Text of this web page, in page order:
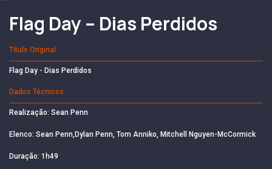
Flag Day – Dias Perdidos
Título Original
Flag Day - Dias Perdidos
Dados Técnicos
Realização: Sean Penn
Elenco: Sean Penn,Dylan Penn, Tom Anniko, Mitchell Nguyen-McCormick
Duração: 1h49